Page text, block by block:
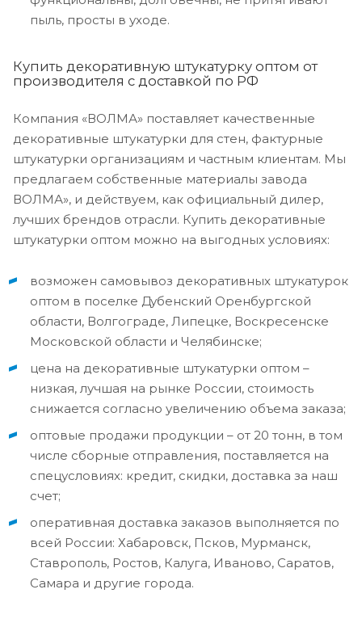
пыль, просты в уходе.
Купить декоративную штукатурку оптом от
производителя с доставкой по РФ
Компания «ВОЛМА» поставляет качественные
декоративные штукатурки для стен, фактурные
штукатурки организациям и частным клиентам. Мы
предлагаем собственные материалы завода
ВОЛМА», и действуем, как официальный дилер,
лучших брендов отрасли. Купить декоративные
штукатурки оптом можно на выгодных условиях:
возможен самовывоз декоративных штукатурок
оптом в поселке Дубенский Оренбургской
области, Волгограде, Липецке, Воскресенске
Московской области и Челябинске;
цена на декоративные штукатурки оптом –
низкая, лучшая на рынке России, стоимость
снижается согласно увеличению объема заказа;
оптовые продажи продукции – от 20 тонн, в том
числе сборные отправления, поставляется на
спецусловиях: кредит, скидки, доставка за наш
счет;
оперативная доставка заказов выполняется по
всей России: Хабаровск, Псков, Мурманск,
Ставрополь, Ростов, Калуга, Иваново, Саратов,
Самара и другие города.